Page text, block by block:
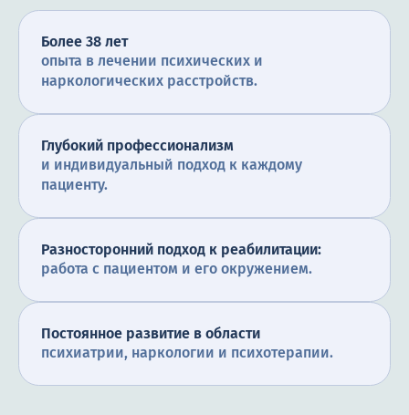
Более 38 лет
опыта в лечении психических и
наркологических расстройств.
Глубокий профессионализм
и индивидуальный подход к каждому
пациенту.
Разносторонний подход к реабилитации:
работа с пациентом и его окружением.
Постоянное развитие в области
психиатрии, наркологии и психотерапии.